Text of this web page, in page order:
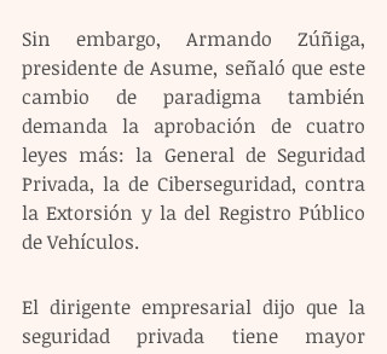
Sin embargo, Armando Zúñiga,
presidente de Asume, señaló que este
cambio de paradigma también
demanda la aprobación de cuatro
leyes más: la General de Seguridad
Privada, la de Ciberseguridad, contra
la Extorsión y la del Registro Público
de Vehículos.
El dirigente empresarial dijo que la
seguridad privada tiene mayor